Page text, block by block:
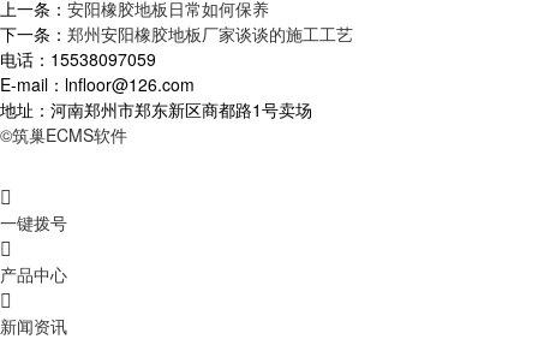
上一条： 安阳橡胶地板日常如何保养
下一条： 郑州安阳橡胶地板厂家谈谈的施工工艺
电话：15538097059
E-mail：lnfloor@126.com
地址：河南郑州市郑东新区商都路1号卖场
©筑巢ECMS软件

一键拨号

产品中心

新闻资讯